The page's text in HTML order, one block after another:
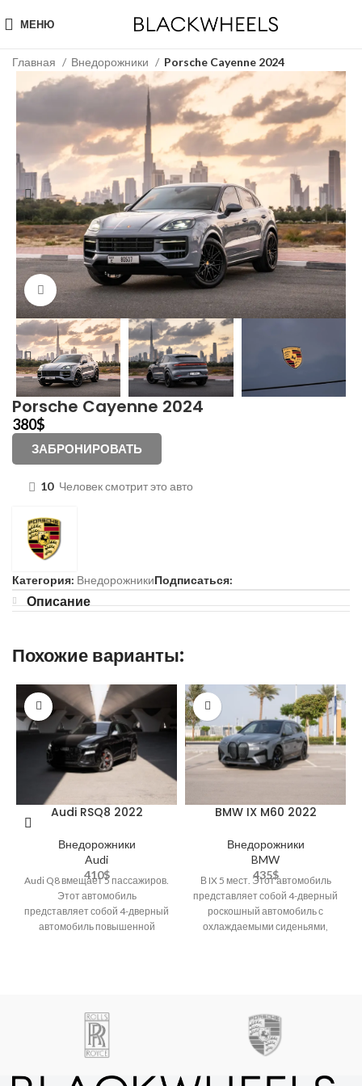
МЕНЮ
Главная Внедорожники Porsche Cayenne 2024
Click to enlarge
Porsche Cayenne 2024
380$
ЗАБРОНИРОВАТЬ
10 Человек смотрит это авто
Категория: ВнедорожникиПодписаться:
Описание
Похожие варианты:
Audi RSQ8 2022
Внедорожники
Audi
410$
Audi Q8 вмещает 5 пассажиров.
Этот автомобиль
представляет собой 4-дверный
автомобиль повышенной
BMW IX M60 2022
Внедорожники
BMW
435$
В IX 5 мест. Этот автомобиль
представляет собой 4-дверный
роскошный автомобиль с
охлаждаемыми сиденьями,